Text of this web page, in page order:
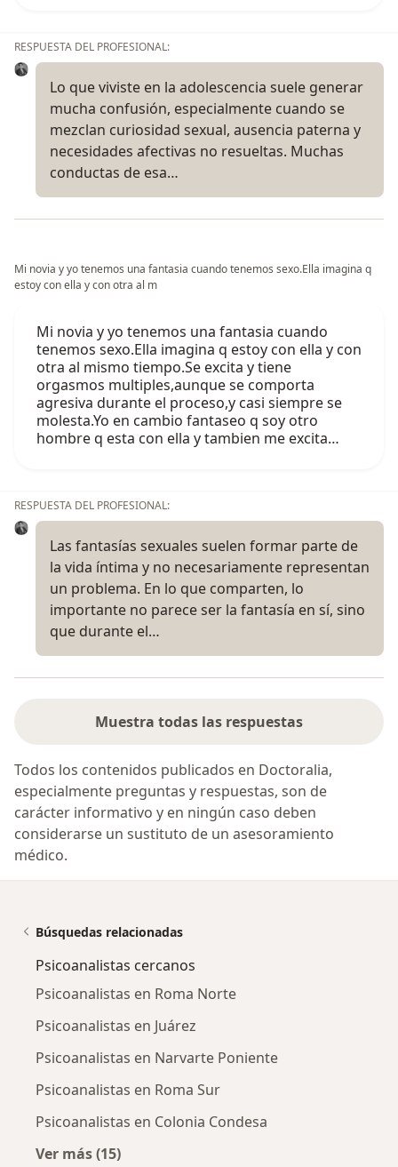
RESPUESTA DEL PROFESIONAL:
Lo que viviste en la adolescencia suele generar
mucha confusión, especialmente cuando se
mezclan curiosidad sexual, ausencia paterna y
necesidades afectivas no resueltas. Muchas
conductas de esa…
Mi novia y yo tenemos una fantasia cuando tenemos sexo.Ella imagina q
estoy con ella y con otra al m
Mi novia y yo tenemos una fantasia cuando
tenemos sexo.Ella imagina q estoy con ella y con
otra al mismo tiempo.Se excita y tiene
orgasmos multiples,aunque se comporta
agresiva durante el proceso,y casi siempre se
molesta.Yo en cambio fantaseo q soy otro
hombre q esta con ella y tambien me excita…
RESPUESTA DEL PROFESIONAL:
Las fantasías sexuales suelen formar parte de
la vida íntima y no necesariamente representan
un problema. En lo que comparten, lo
importante no parece ser la fantasía en sí, sino
que durante el…
Muestra todas las respuestas
Todos los contenidos publicados en Doctoralia,
especialmente preguntas y respuestas, son de
carácter informativo y en ningún caso deben
considerarse un sustituto de un asesoramiento
médico.
Búsquedas relacionadas
Psicoanalistas cercanos
Psicoanalistas en Roma Norte
Psicoanalistas en Juárez
Psicoanalistas en Narvarte Poniente
Psicoanalistas en Roma Sur
Psicoanalistas en Colonia Condesa
Ver más (15)